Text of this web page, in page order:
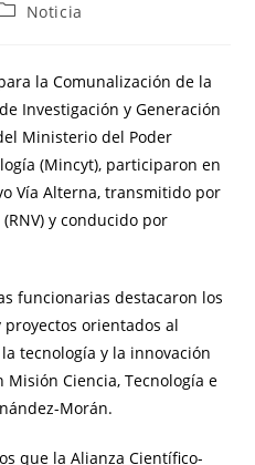
Noticia
la Comunalización de la
Investigación y Generación
Ministerio del Poder
(Mincyt), participaron en
Vía Alterna, transmitido por
y conducido por
funcionarias destacaron los
orientados al
tecnología y la innovación
Ciencia, Tecnología e
Morán.
que la Alianza Científico-